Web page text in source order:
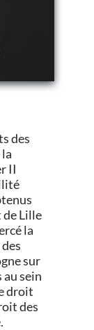
des
II
de Lille
la
sur
au sein
droit
des